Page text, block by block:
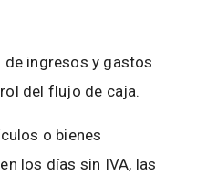
de ingresos y gastos
del flujo de caja.
o bienes
los días sin IVA, las